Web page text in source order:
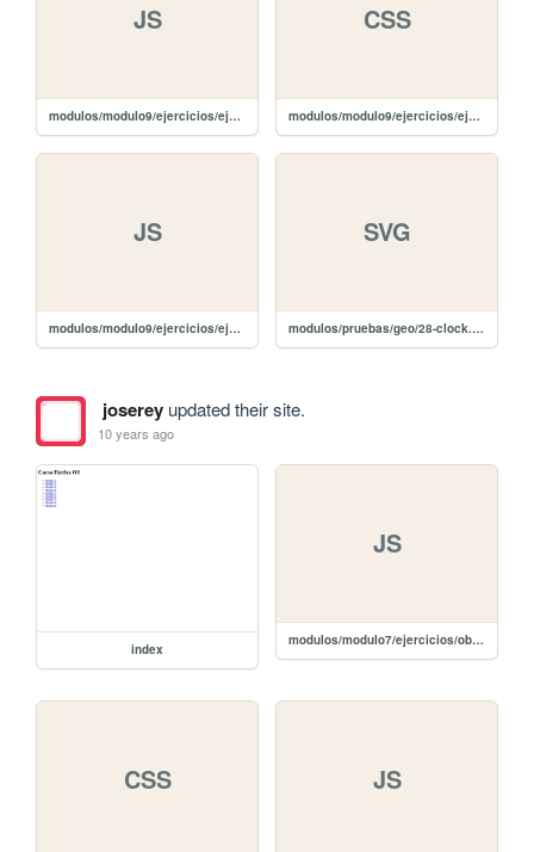
JS
modulos/modulo9/ejercicios/ejercicio1/touch.js
CSS
modulos/modulo9/ejercicios/ejercicio1/mypath.css
JS
modulos/modulo9/ejercicios/ejercicio1/gmaps.js
SVG
modulos/pruebas/geo/28-clock.svg
josereyupdated their site.
10 years ago
index
JS
modulos/modulo7/ejercicios/obligatoria/javascript/jquery-2.1.4.min.js
CSS JS